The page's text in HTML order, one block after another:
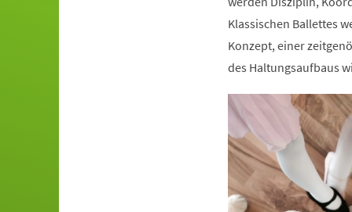
Klassischen Ballettes
Konzept, einer
des Haltungsaufbaus